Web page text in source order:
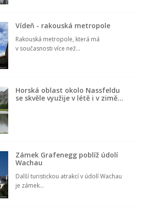
Vídeň - rakouská metropole
Rakouská metropole, která má
v současnosti více než...
Horská oblast okolo Nassfeldu
se skvěle využije v létě i v zimě…
Zámek Grafenegg poblíž údolí
Wachau
Další turistickou atrakcí v údolí Wachau
je zámek...